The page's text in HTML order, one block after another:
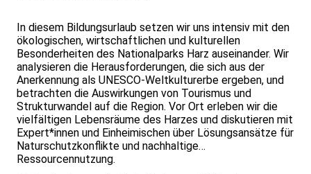
In diesem Bildungsurlaub setzen wir uns intensiv mit den
ökologischen, wirtschaftlichen und kulturellen
Besonderheiten des Nationalparks Harz auseinander. Wir
analysieren die Herausforderungen, die sich aus der
Anerkennung als UNESCO-Weltkulturerbe ergeben, und
betrachten die Auswirkungen von Tourismus und
Strukturwandel auf die Region. Vor Ort erleben wir die
vielfältigen Lebensräume des Harzes und diskutieren mit
Expert*innen und Einheimischen über Lösungsansätze für
Naturschutzkonflikte und nachhaltige
Ressourcennutzung.